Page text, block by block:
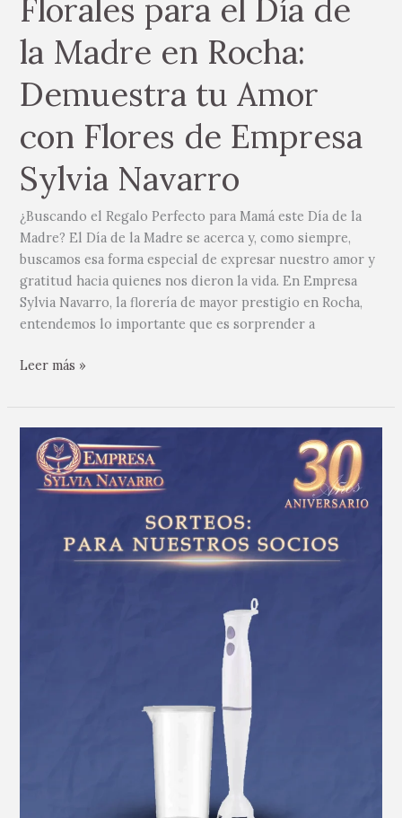
Florales para el Día de
la Madre en Rocha:
Demuestra tu Amor
con Flores de Empresa
Sylvia Navarro
¿Buscando el Regalo Perfecto para Mamá este Día de la
Madre? El Día de la Madre se acerca y, como siempre,
buscamos esa forma especial de expresar nuestro amor y
gratitud hacia quienes nos dieron la vida. En Empresa
Sylvia Navarro, la florería de mayor prestigio en Rocha,
entendemos lo importante que es sorprender a
Leer más »
Felicitaciones
nuestra